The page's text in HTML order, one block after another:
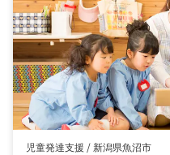
児童発達支援 /新潟県魚沼市